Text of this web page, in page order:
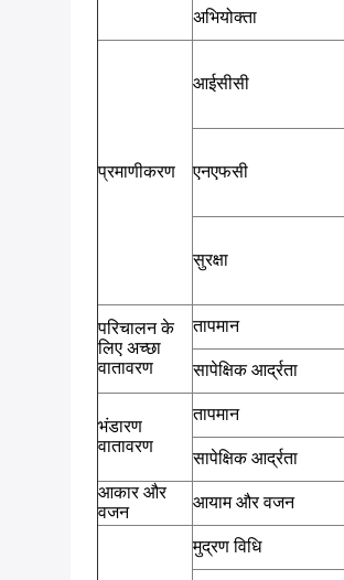
अभियोक्ता
प्रमाणीकरण
आईसीसी
एनएफसी
सुरक्षा
परिचालन के
लिए अच्छा
वातावरण
तापमान
सापेक्षिक आर्द्रता
भंडारण
वातावरण
तापमान
सापेक्षिक आर्द्रता
आकार और
वजन
आयाम और वजन
मुद्रण विधि